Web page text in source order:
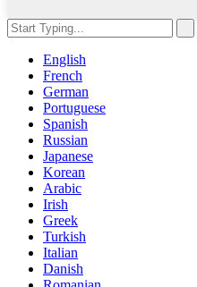
English
French
German
Portuguese
Spanish
Russian
Japanese
Korean
Arabic
Irish
Greek
Turkish
Italian
Danish